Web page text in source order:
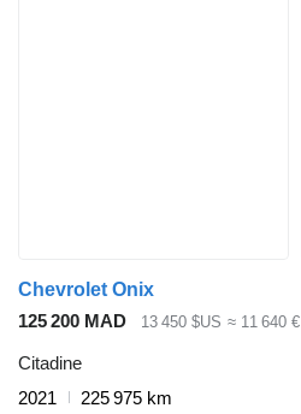
Chevrolet Onix
125 200 MAD
13 450 $US ≈ 11 640 €
Citadine
2021
225 975 km